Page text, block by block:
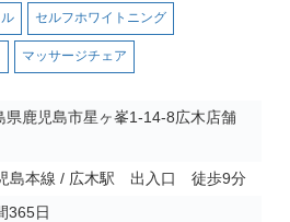
セルフホワイトニング
マッサージチェア
県鹿児島市星ヶ峯1-14-8広木店舗
島本線 / 広木駅 出入口 徒歩9分
365日